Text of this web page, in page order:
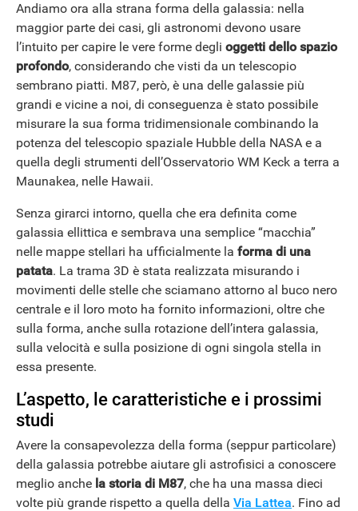
ANDROID
Andiamo ora alla strana forma della galassia: nella
maggior parte dei casi, gli astronomi devono usare
l’intuito per capire le vere forme degli oggetti dello spazio
profondo, considerando che visti da un telescopio
sembrano piatti. M87, però, è una delle galassie più
grandi e vicine a noi, di conseguenza è stato possibile
misurare la sua forma tridimensionale combinando la
potenza del telescopio spaziale Hubble della NASA e a
quella degli strumenti dell’Osservatorio WM Keck a terra a
Maunakea, nelle Hawaii.
Senza girarci intorno, quella che era definita come
galassia ellittica e sembrava una semplice “macchia”
nelle mappe stellari ha ufficialmente la forma di una
patata. La trama 3D è stata realizzata misurando i
movimenti delle stelle che sciamano attorno al buco nero
centrale e il loro moto ha fornito informazioni, oltre che
sulla forma, anche sulla rotazione dell’intera galassia,
sulla velocità e sulla posizione di ogni singola stella in
essa presente.
L’aspetto, le caratteristiche e i prossimi
studi
Avere la consapevolezza della forma (seppur particolare)
della galassia potrebbe aiutare gli astrofisici a conoscere
meglio anche la storia di M87, che ha una massa dieci
volte più grande rispetto a quella della Via Lattea. Fino ad